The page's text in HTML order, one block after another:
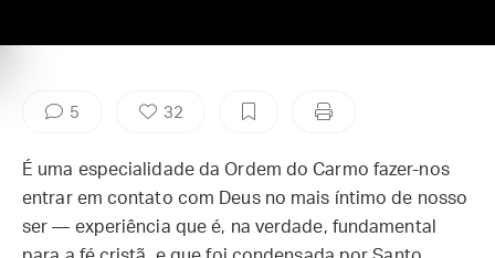
5 32
É uma especialidade da Ordem do Carmo fazer-nos
entrar em contato com Deus no mais íntimo de nosso
ser — experiência que é, na verdade, fundamental